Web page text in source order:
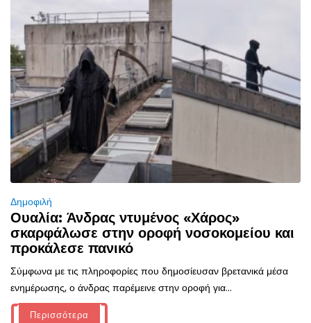
Δημοφιλή
Ουαλία: Άνδρας ντυμένος «Χάρος»
σκαρφάλωσε στην οροφή νοσοκομείου και
προκάλεσε πανικό
Σύμφωνα με τις πληροφορίες που δημοσίευσαν βρετανικά μέσα
ενημέρωσης, ο άνδρας παρέμεινε στην οροφή για...
Περισσότερα